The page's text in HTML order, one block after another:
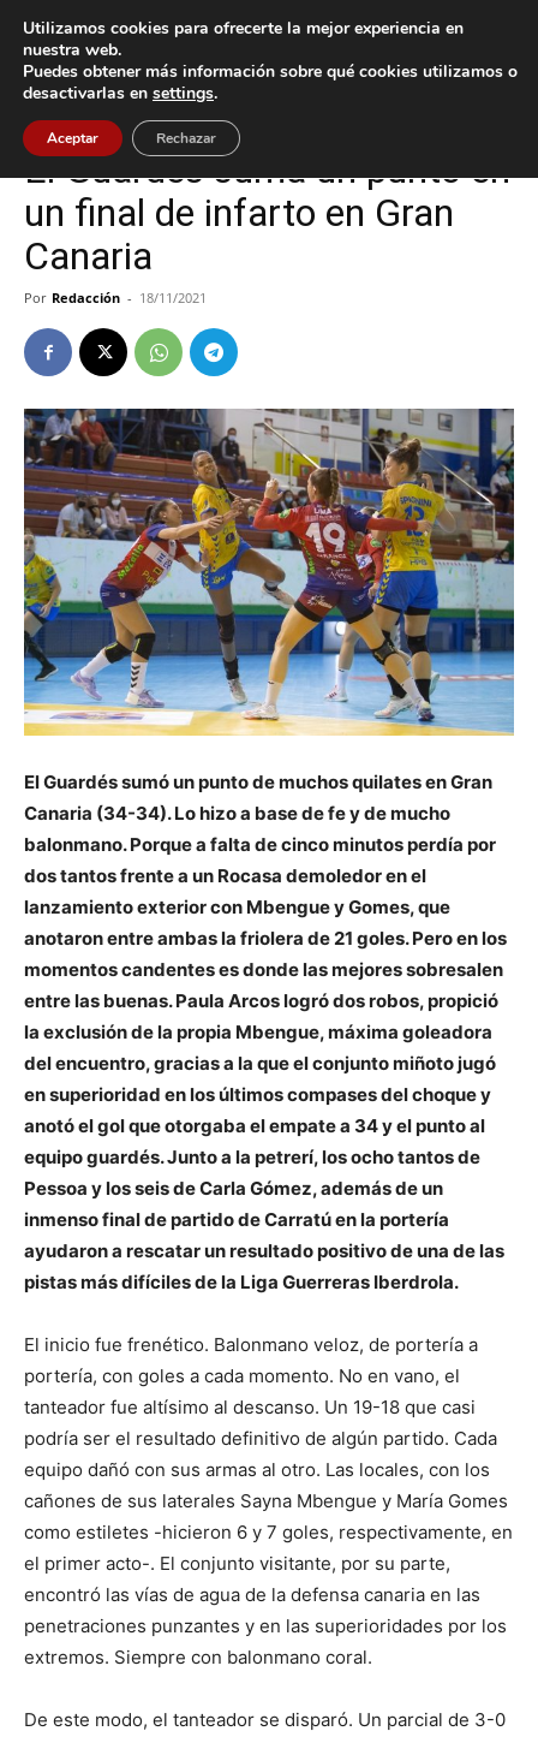
Inicio A Guarda
A Guarda Deportes
El Guardés suma un punto en
un final de infarto en Gran
Canaria
Por Redacción - 18/11/2021
El Guardés sumó un punto de muchos quilates en Gran
Canaria (34-34). Lo hizo a base de fe y de mucho
balonmano. Porque a falta de cinco minutos perdía por
dos tantos frente a un Rocasa demoledor en el
lanzamiento exterior con Mbengue y Gomes, que
anotaron entre ambas la friolera de 21 goles. Pero en los
momentos candentes es donde las mejores sobresalen
entre las buenas. Paula Arcos logró dos robos, propició
la exclusión de la propia Mbengue, máxima goleadora
del encuentro, gracias a la que el conjunto miñoto jugó
en superioridad en los últimos compases del choque y
anotó el gol que otorgaba el empate a 34 y el punto al
equipo guardés. Junto a la petrerí, los ocho tantos de
Pessoa y los seis de Carla Gómez, además de un
inmenso final de partido de Carratú en la portería
ayudaron a rescatar un resultado positivo de una de las
pistas más difíciles de la Liga Guerreras Iberdrola.
El inicio fue frenético. Balonmano veloz, de portería a
portería, con goles a cada momento. No en vano, el
tanteador fue altísimo al descanso. Un 19-18 que casi
podría ser el resultado definitivo de algún partido. Cada
equipo dañó con sus armas al otro. Las locales, con los
cañones de sus laterales Sayna Mbengue y María Gomes
como estiletes -hicieron 6 y 7 goles, respectivamente, en
el primer acto-. El conjunto visitante, por su parte,
encontró las vías de agua de la defensa canaria en las
penetraciones punzantes y en las superioridades por los
extremos. Siempre con balonmano coral.
De este modo, el tanteador se disparó. Un parcial de 3-0
Utilizamos cookies para ofrecerte la mejor experiencia en
nuestra web.
Puedes obtener más información sobre qué cookies utilizamos o
desactivarlas en settings.
Aceptar Rechazar